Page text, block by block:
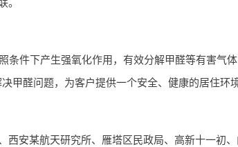
件下产生强氧化作用，有效分解甲醛等有害气
甲醛问题，为客户提供一个安全、健康的居住环
安某航天研究所、雁塔区民政局、高新十一初